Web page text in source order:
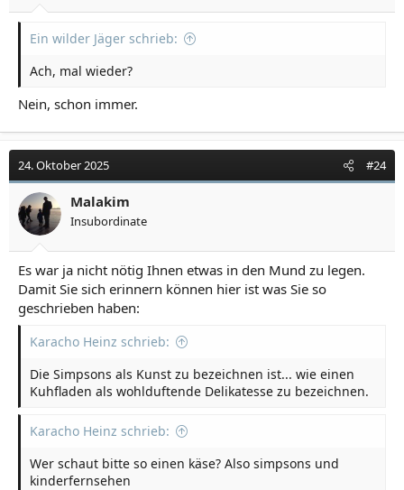
Ein wilder Jäger schrieb:
Ach, mal wieder?
Nein, schon immer.
24. Oktober 2025 #24
Malakim
Insubordinate
Es war ja nicht nötig Ihnen etwas in den Mund zu legen.
Damit Sie sich erinnern können hier ist was Sie so
geschrieben haben:
Karacho Heinz schrieb:
Die Simpsons als Kunst zu bezeichnen ist... wie einen
Kuhfladen als wohlduftende Delikatesse zu bezeichnen.
Karacho Heinz schrieb:
Wer schaut bitte so einen käse? Also simpsons und
kinderfernsehen